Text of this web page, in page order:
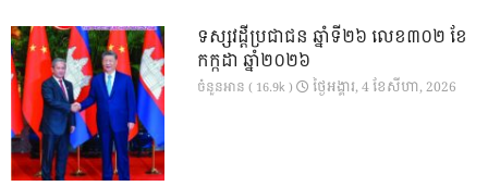
ទស្សវដ្តីប្រជាជន ឆ្នាំទី២៦ លេខ៣០២ ខែ
កក្កដា ឆ្នាំ២០២៦
ចំនួនអាន ( 16.9k ) ថ្ងៃ​អង្គារ, 4 ខែ​សីហា, 2026